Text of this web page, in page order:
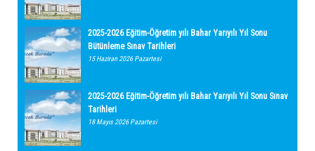
2025-2026 Eğitim-Öğretim yılı Bahar Yarıyılı Yıl Sonu
Bütünleme Sınav Tarihleri
15 Haziran 2026 Pazartesi
2025-2026 Eğitim-Öğretim yılı Bahar Yarıyılı Yıl Sonu Sınav
Tarihleri
18 Mayıs 2026 Pazartesi